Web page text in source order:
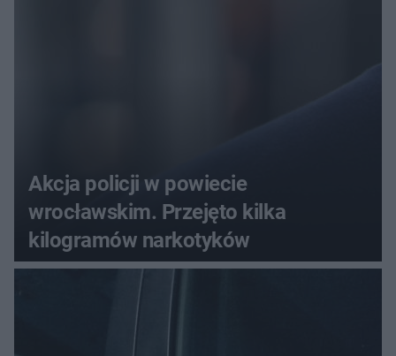
Akcja policji w powiecie
wrocławskim. Przejęto kilka
kilogramów narkotyków